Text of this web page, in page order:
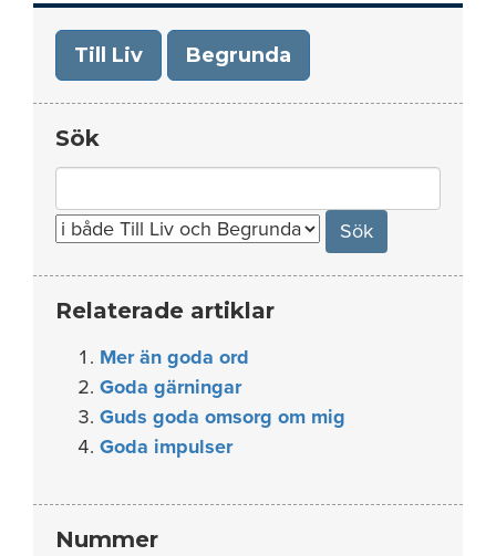
Till Liv Begrunda
Sök
for:
Relaterade artiklar
Mer än goda ord
Goda gärningar
Guds goda omsorg om mig
Goda impulser
Nummer